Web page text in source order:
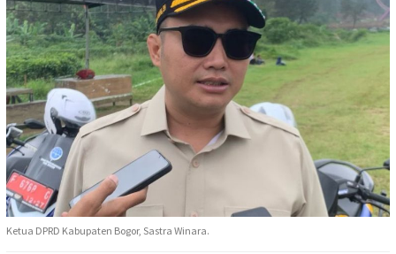
Ketua DPRD Kabupaten Bogor, Sastra Winara.